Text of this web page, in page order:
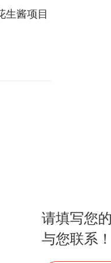
生酱项目
请填写您
与您联系